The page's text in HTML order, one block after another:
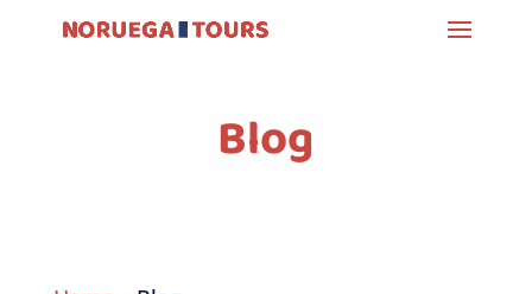
Blog